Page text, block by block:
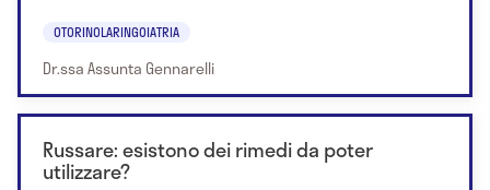
OTORINOLARINGOIATRIA
Dr.ssa Assunta Gennarelli
Russare: esistono dei rimedi da poter
utilizzare?